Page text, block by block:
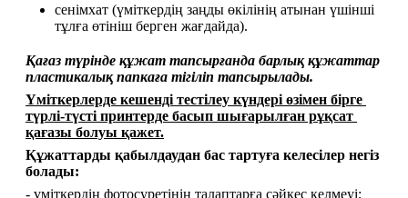
сенімхат (үміткердің заңды өкілінің атынан үшінші
тұлға өтініш берген жағдайда).
Қағаз түрінде құжат тапсырғанда барлық құжаттар
пластикалық папкаға тігіліп тапсырылады.
Үміткерлерде кешенді тестілеу күндері өзімен бірге
түрлі-түсті принтерде басып шығарылған рұқсат
қағазы болуы қажет.
Құжаттарды қабылдаудан бас тартуға келесілер негіз
болады:
- үміткердің фотосуретінің талаптарға сәйкес келмеуі;